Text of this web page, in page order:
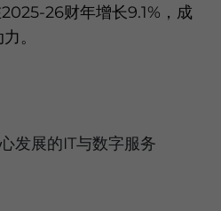
26财年增长9.1%，成
。
发展的IT与数字服务